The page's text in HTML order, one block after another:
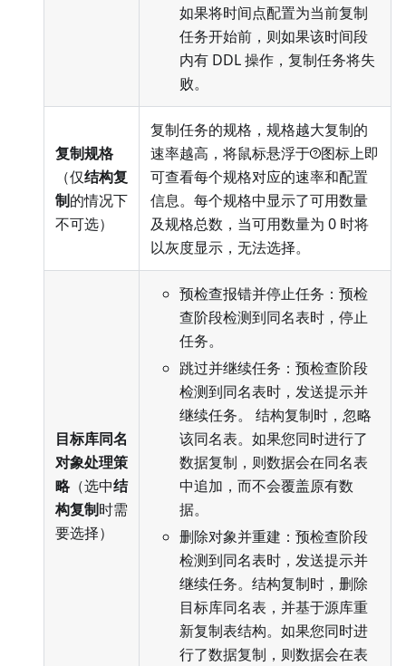
如果将时间点配置为当前复制
任务开始前，则如果该时间段
内有 DDL 操作，复制任务将失
败。
复制规格
（仅结构复
制的情况下
不可选）
复制任务的规格，规格越大复制的
速率越高，将鼠标悬浮于 图标上即
可查看每个规格对应的速率和配置
信息。每个规格中显示了可用数量
及规格总数，当可用数量为 0 时将
以灰度显示，无法选择。
目标库同名
对象处理策
略（选中结
构复制时需
要选择）
预检查报错并停止任务：预检
查阶段检测到同名表时，停止
任务。
跳过并继续任务：预检查阶段
检测到同名表时，发送提示并
继续任务。 结构复制时，忽略
该同名表。如果您同时进行了
数据复制，则数据会在同名表
中追加，而不会覆盖原有数
据。
删除对象并重建：预检查阶段
检测到同名表时，发送提示并
继续任务。结构复制时，删除
目标库同名表，并基于源库重
新复制表结构。如果您同时进
行了数据复制，则数据会在表